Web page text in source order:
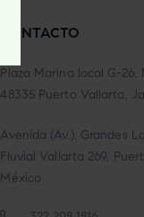
CONTACTO
Plaza Marina local G-26,
48335 Puerto Vallarta,
Avenida (Av.). Grandes
Fluvial Vallarta 269,
México